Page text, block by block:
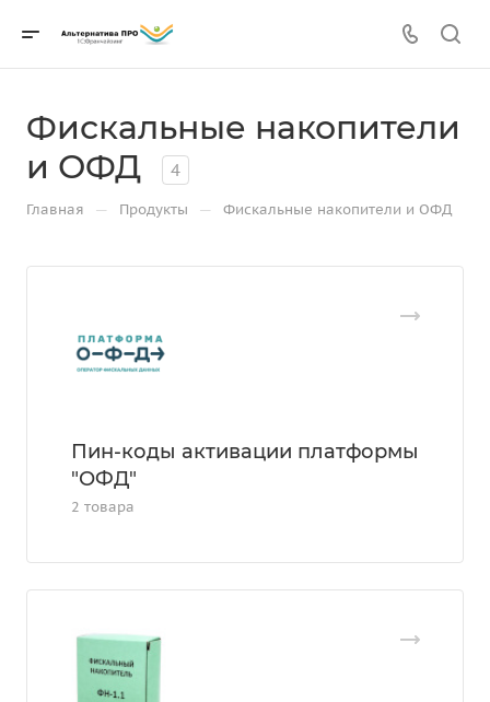
Фискальные накопители
и ОФД
4
Главная — Продукты — Фискальные накопители и ОФД
Пин-коды активации платформы
"ОФД"
2 товара